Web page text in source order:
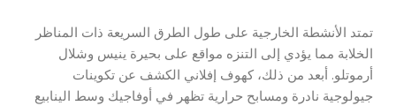
تمتد الأنشطة الخارجية على طول الطرق السريعة ذات المناظر
الخلابة مما يؤدي إلى التنزه مواقع على بحيرة ينيس وشلال
أرموتلو. أبعد من ذلك، كهوف إفلاني الكشف عن تكوينات
جيولوجية نادرة ومسابح حرارية تظهر في أوفاجيك وسط الينابيع